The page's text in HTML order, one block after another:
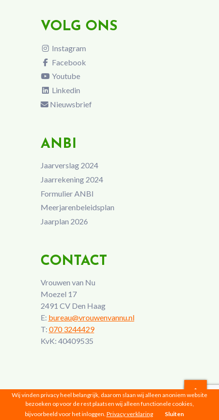
VOLG ONS
Instagram
Facebook
Youtube
Linkedin
Nieuwsbrief
ANBI
Jaarverslag 2024
Jaarrekening 2024
Formulier ANBI
Meerjarenbeleidsplan
Jaarplan 2026
CONTACT
Vrouwen van Nu
Moezel 17
2491 CV Den Haag
E: bureau@vrouwenvannu.nl
T: 070 3244429
KvK: 40409535
Vrouwen van Nu © 2026 |Privacyverklaring
Wij vinden privacy heel belangrijk, daarom slaan wij alleen anoniem website
bezoeken op voor de rest plaatsen wij alleen functionele cookies,
bijvoorbeeld voor het inloggen. Privacy verklaring Sluiten